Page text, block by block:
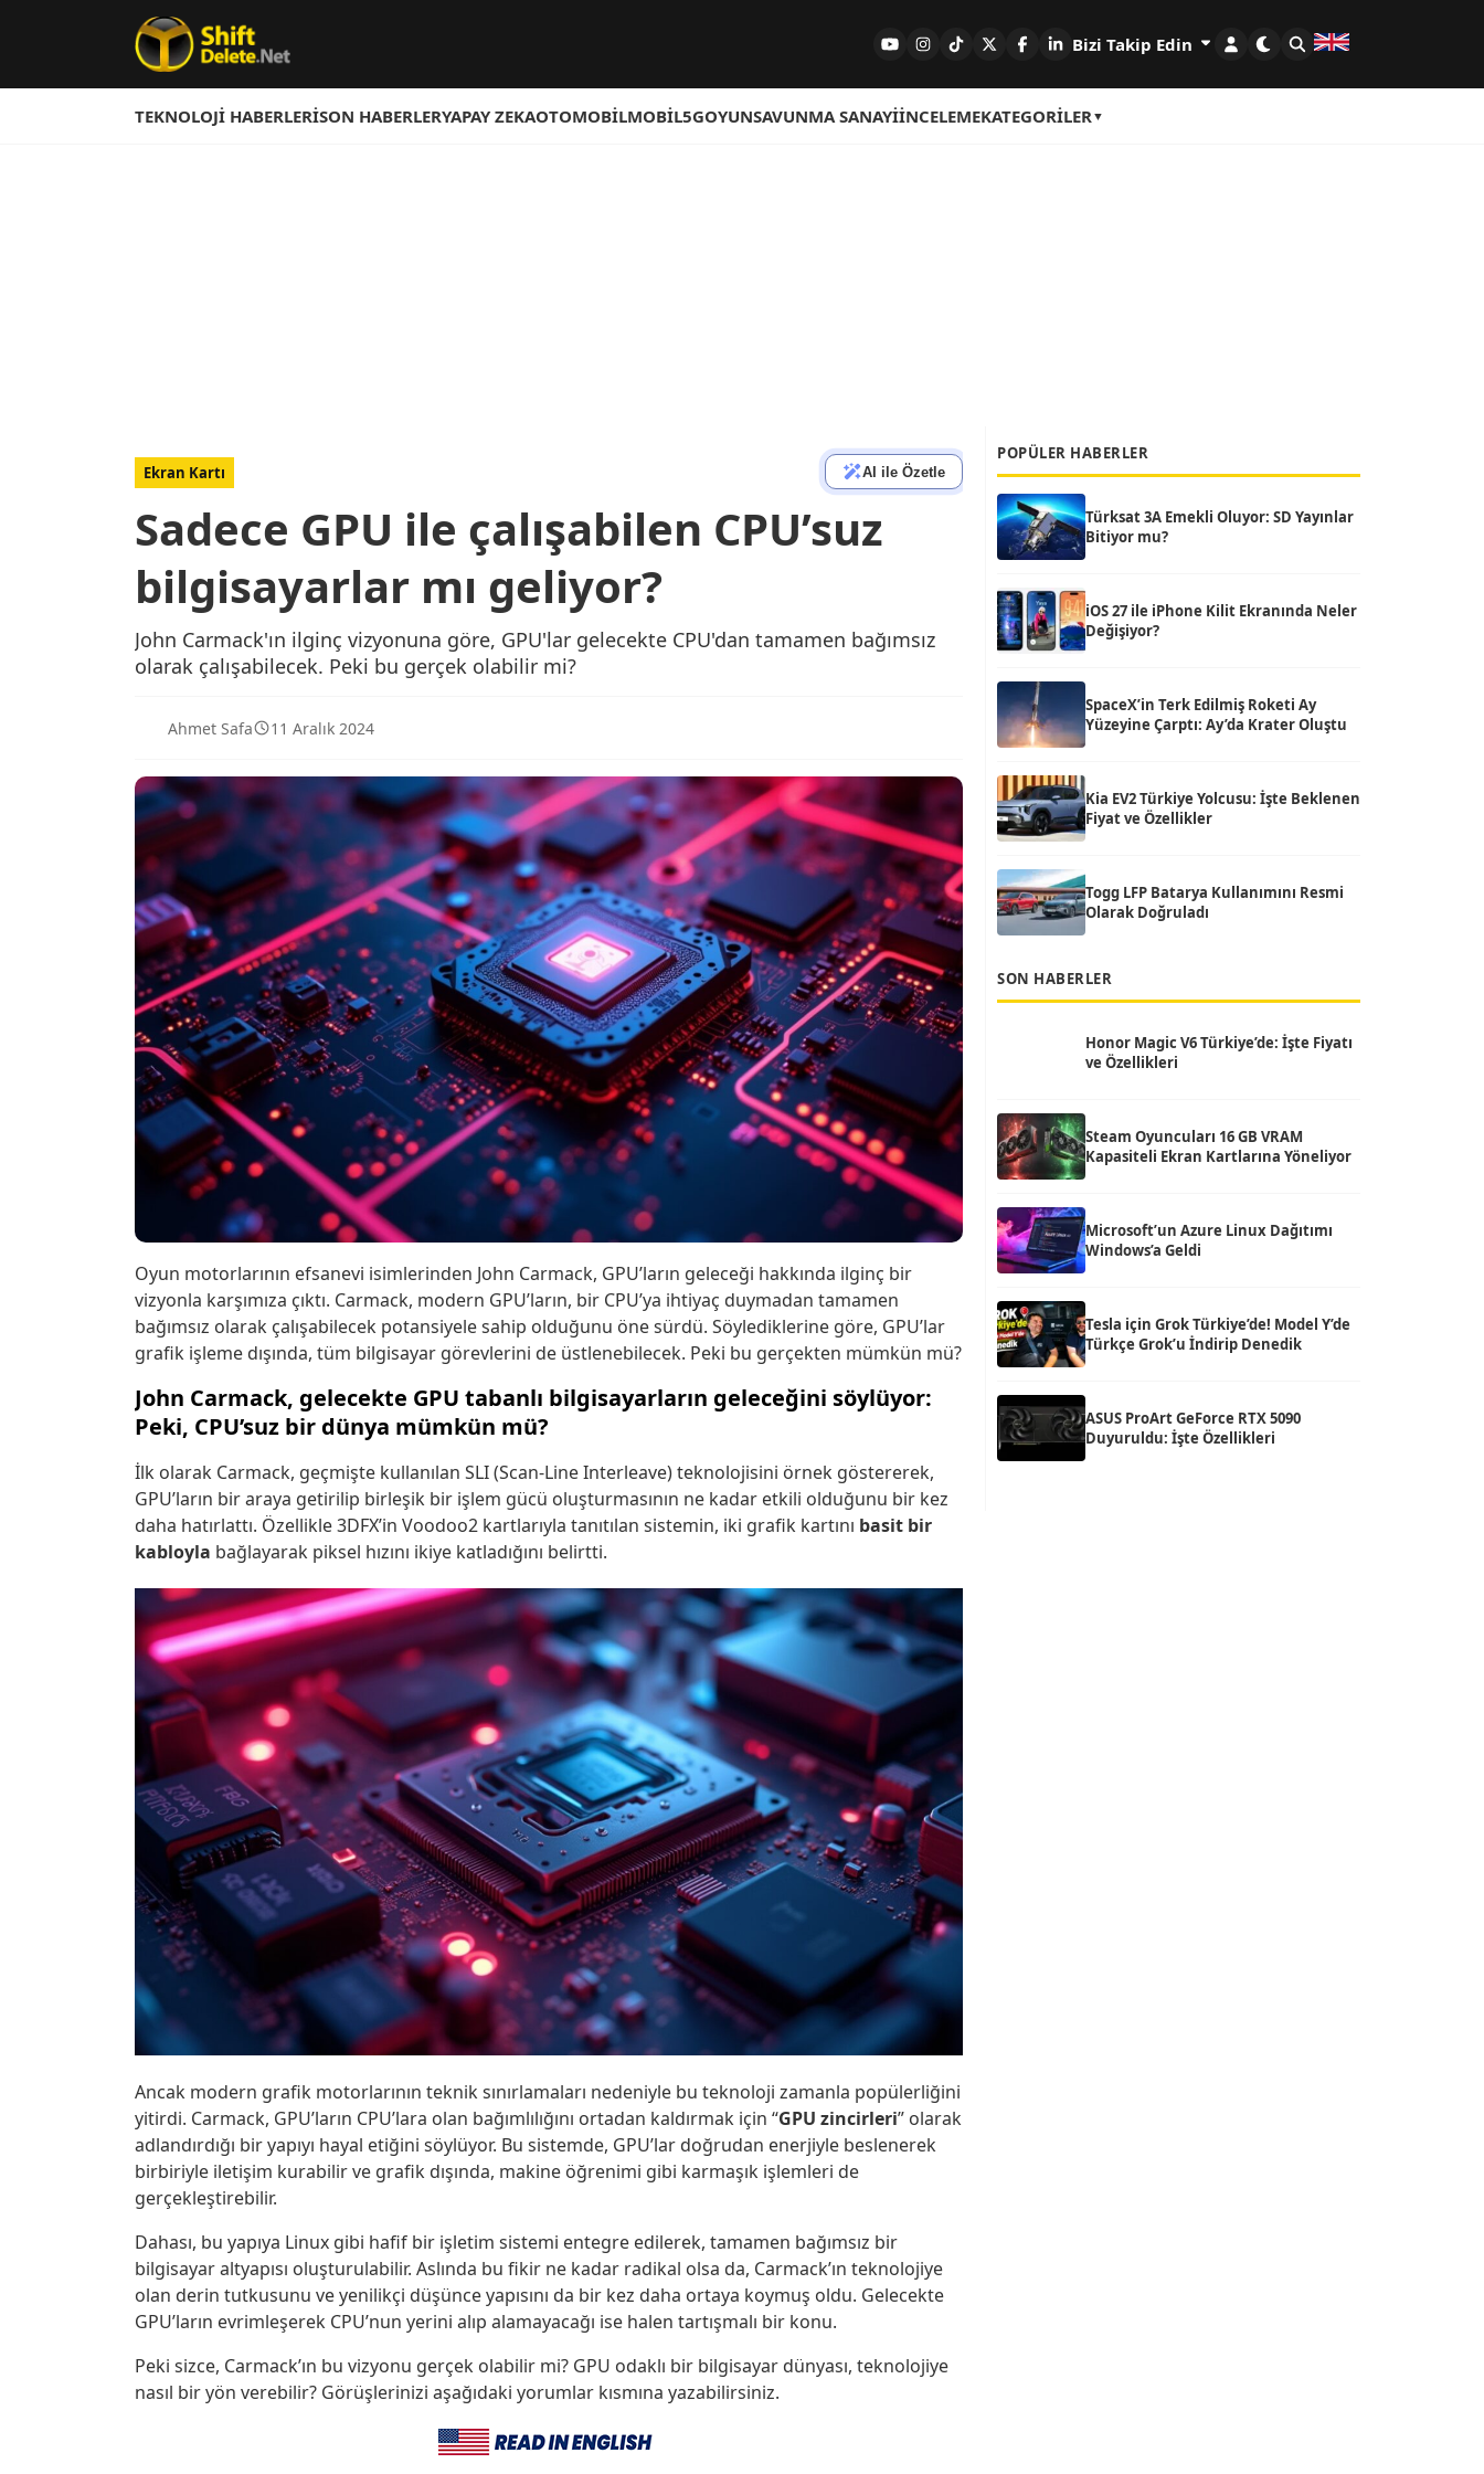
Bizi Takip Edin
TEKNOLOJI HABERLERISON HABERLERYAPAY ZEKAOTOMOBILMOBIL5GOYUNSAVUNMA SANAYIİNCELEMEKATEGORILER
Ekran Kartı AI ile Özetle
Sadece GPU ile çalışabilen CPU’suz
bilgisayarlar mı geliyor?
John Carmack'ın ilginç vizyonuna göre, GPU'lar gelecekte CPU'dan tamamen bağımsız
olarak çalışabilecek. Peki bu gerçek olabilir mi?
Ahmet Safa 11 Aralık 2024
Oyun motorlarının efsanevi isimlerinden John Carmack, GPU’ların geleceği hakkında ilginç bir
vizyonla karşımıza çıktı. Carmack, modern GPU’ların, bir CPU’ya ihtiyaç duymadan tamamen
bağımsız olarak çalışabilecek potansiyele sahip olduğunu öne sürdü. Söylediklerine göre, GPU’lar
grafik işleme dışında, tüm bilgisayar görevlerini de üstlenebilecek. Peki bu gerçekten mümkün mü?
John Carmack, gelecekte GPU tabanlı bilgisayarların geleceğini söylüyor:
Peki, CPU’suz bir dünya mümkün mü?
İlk olarak Carmack, geçmişte kullanılan SLI (Scan-Line Interleave) teknolojisini örnek göstererek,
GPU’ların bir araya getirilip birleşik bir işlem gücü oluşturmasının ne kadar etkili olduğunu bir kez
daha hatırlattı. Özellikle 3DFX’in Voodoo2 kartlarıyla tanıtılan sistemin, iki grafik kartını basit bir
kabloyla bağlayarak piksel hızını ikiye katladığını belirtti.
Ancak modern grafik motorlarının teknik sınırlamaları nedeniyle bu teknoloji zamanla popülerliğini
yitirdi. Carmack, GPU’ların CPU’lara olan bağımlılığını ortadan kaldırmak için “GPU zincirleri” olarak
adlandırdığı bir yapıyı hayal etiğini söylüyor. Bu sistemde, GPU’lar doğrudan enerjiyle beslenerek
birbiriyle iletişim kurabilir ve grafik dışında, makine öğrenimi gibi karmaşık işlemleri de
gerçekleştirebilir.
Dahası, bu yapıya Linux gibi hafif bir işletim sistemi entegre edilerek, tamamen bağımsız bir
bilgisayar altyapısı oluşturulabilir. Aslında bu fikir ne kadar radikal olsa da, Carmack’ın teknolojiye
olan derin tutkusunu ve yenilikçi düşünce yapısını da bir kez daha ortaya koymuş oldu. Gelecekte
GPU’ların evrimleşerek CPU’nun yerini alıp alamayacağı ise halen tartışmalı bir konu.
Peki sizce, Carmack’ın bu vizyonu gerçek olabilir mi? GPU odaklı bir bilgisayar dünyası, teknolojiye
nasıl bir yön verebilir? Görüşlerinizi aşağıdaki yorumlar kısmına yazabilirsiniz.
POPÜLER HABERLER
Türksat 3A Emekli Oluyor: SD Yayınlar
Bitiyor mu?
iOS 27 ile iPhone Kilit Ekranında Neler
Değişiyor?
SpaceX’in Terk Edilmiş Roketi Ay
Yüzeyine Çarptı: Ay’da Krater Oluştu
Kia EV2 Türkiye Yolcusu: İşte Beklenen
Fiyat ve Özellikler
Togg LFP Batarya Kullanımını Resmi
Olarak Doğruladı
SON HABERLER
Honor Magic V6 Türkiye’de: İşte Fiyatı
ve Özellikleri
Steam Oyuncuları 16 GB VRAM
Kapasiteli Ekran Kartlarına Yöneliyor
Microsoft’un Azure Linux Dağıtımı
Windows’a Geldi
Tesla için Grok Türkiye’de! Model Y’de
Türkçe Grok’u İndirip Denedik
ASUS ProArt GeForce RTX 5090
Duyuruldu: İşte Özellikleri